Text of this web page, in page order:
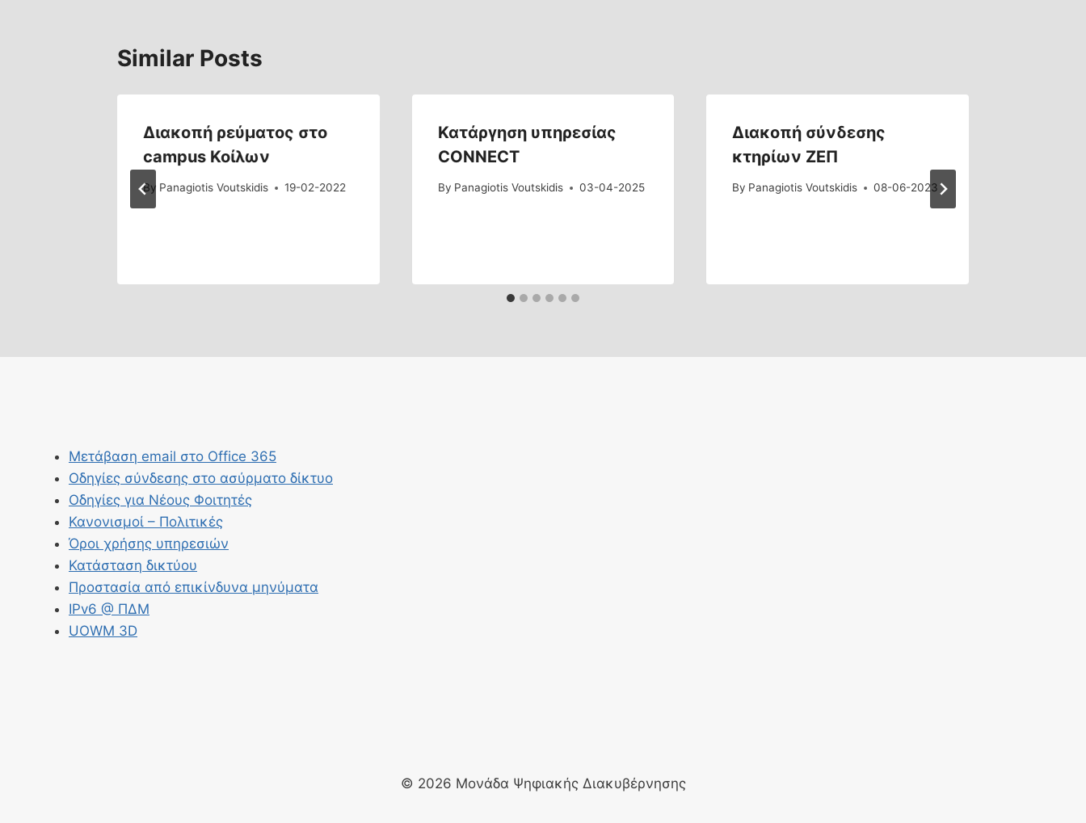
Similar Posts
Διακοπή ρεύματος στο
campus Κοίλων
By Panagiotis Voutskidis 19-02-2022
Κατάργηση υπηρεσίας
CONNECT
By Panagiotis Voutskidis 03-04-2025
Διακοπή σύνδεσης
κτηρίων ΖΕΠ
By Panagiotis Voutskidis 08-06-2023
Μετάβαση email στο Office 365
Οδηγίες σύνδεσης στο ασύρματο δίκτυο
Οδηγίες για Νέους Φοιτητές
Κανονισμοί – Πολιτικές
Όροι χρήσης υπηρεσιών
Κατάσταση δικτύου
Προστασία από επικίνδυνα μηνύματα
IPv6 @ ΠΔΜ
UOWM 3D
© 2026 Μονάδα Ψηφιακής Διακυβέρνησης